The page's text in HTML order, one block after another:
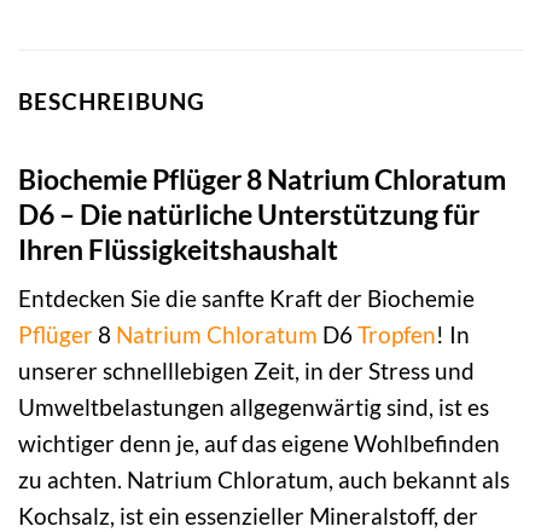
BESCHREIBUNG
Biochemie Pflüger 8 Natrium Chloratum
D6 – Die natürliche Unterstützung für
Ihren Flüssigkeitshaushalt
Entdecken Sie die sanfte Kraft der Biochemie
Pflüger 8 Natrium Chloratum D6Tropfen! In
unserer schnelllebigen Zeit, in der Stress und
Umweltbelastungen allgegenwärtig sind, ist es
wichtiger denn je, auf das eigene Wohlbefinden
zu achten. Natrium Chloratum, auch bekannt als
Kochsalz, ist ein essenzieller Mineralstoff, der